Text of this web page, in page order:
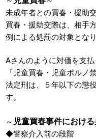
未成年者との買春・援助
買春・援助交際は、相手
例による処罰の対象となり
Aさんのように対価を支
「児童買春・児童ポルノ
法定刑は、５年以下の懲
す。
～ 児童買春事件におけ
◆警察介入前の段階